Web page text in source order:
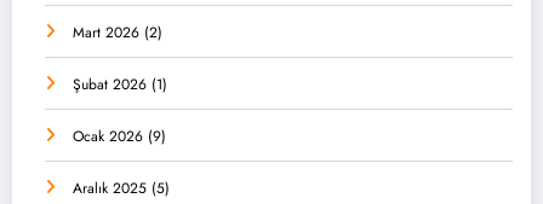
Mart 2026 (2)
Şubat 2026 (1)
Ocak 2026 (9)
Aralık 2025 (5)